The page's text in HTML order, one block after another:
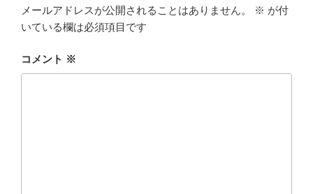
メールアドレスが公開されることはありません。 ※ が付
いている欄は必須項目です
コメント ※